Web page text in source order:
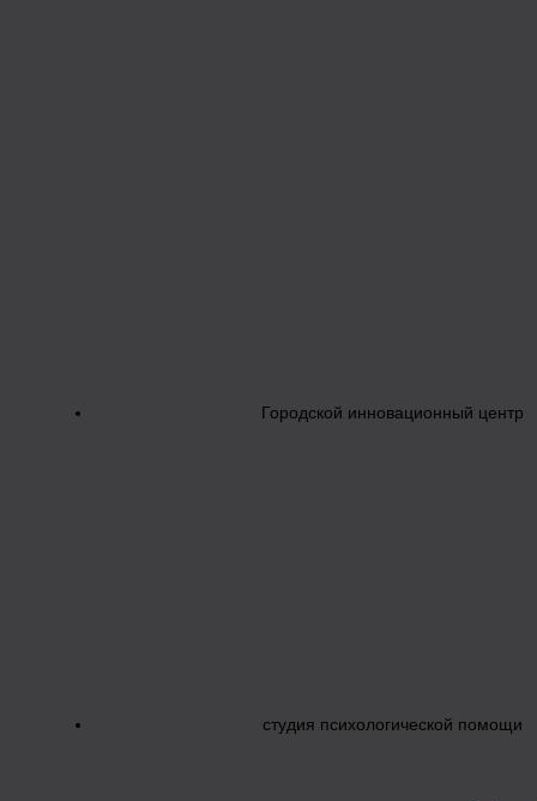
Городской инновационный центр
студия психологической помощи